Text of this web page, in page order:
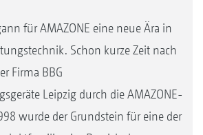
für AMAZONE eine neue Ära in
Schon kurze Zeit nach
Firma BBG
Leipzig durch die AMAZONE-
wurde der Grundstein für eine der